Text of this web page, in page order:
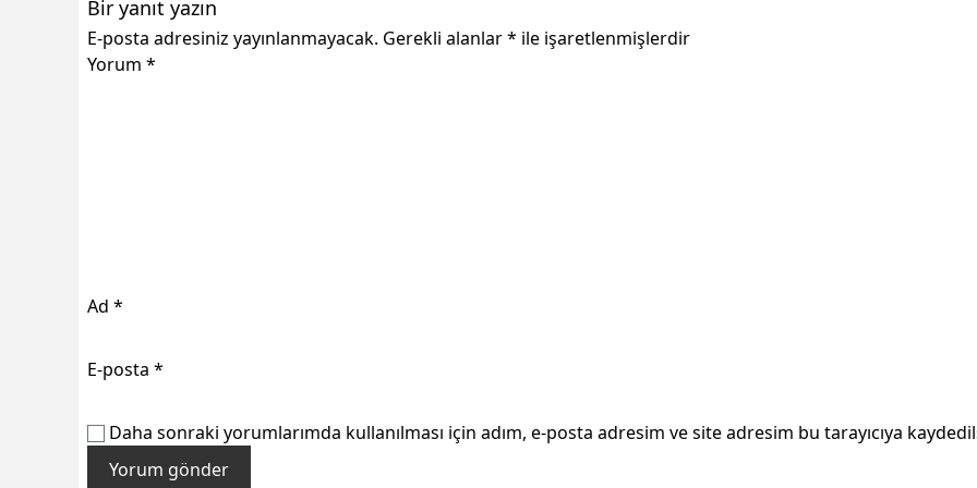
Bir yanıt yazın
E-posta adresiniz yayınlanmayacak. Gerekli alanlar* ile işaretlenmişlerdir
Yorum *
Ad *
E-posta *
Daha sonraki yorumlarımda kullanılması için adım, e-posta adresim ve site adresim bu tarayıcıya